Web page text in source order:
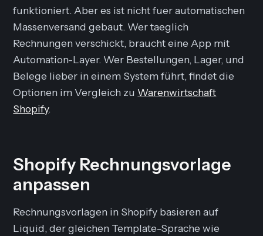
funktioniert. Aber es ist nicht fuer automatischen
Massenversand gebaut. Wer taeglich
Rechnungen verschickt, braucht eine App mit
Automation-Layer. Wer Bestellungen, Lager, und
Belege lieber in einem System führt, findet die
Optionen im Vergleich zu Warenwirtschaft
Shopify.
Shopify Rechnungsvorlage
anpassen
Rechnungsvorlagen in Shopify basieren auf
Liquid, der gleichen Template-Sprache wie